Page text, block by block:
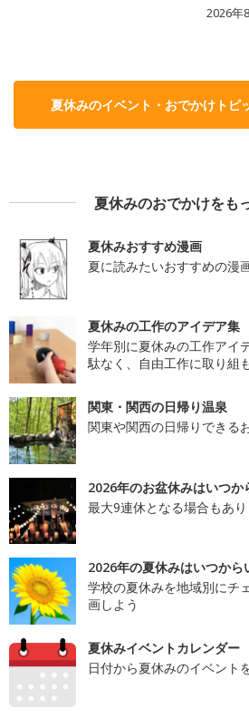
2026年
夏休みのイベント・おでかけトピ
夏休みのおでかけをも
夏休みおすすめ漫画
夏に読みたいおすすめの漫
夏休みの工作のアイデア集
学年別に夏休みの工作アイ
駄なく、自由工作に取り組
関東・関西の日帰り温泉
関東や関西の日帰りできる
2026年のお盆休みはいつか
最大9連休となる場合もあり
2026年の夏休みはいつから
学校の夏休みを地域別にチ
画しよう
夏休みイベントカレンダー
日付から夏休みのイベント